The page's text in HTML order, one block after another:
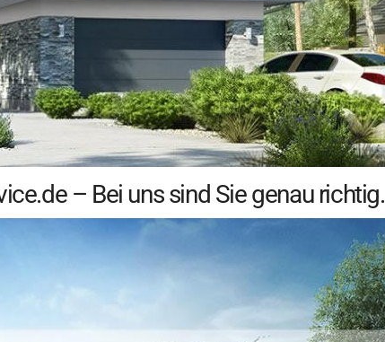
– Bei uns sind Sie genau richtig.